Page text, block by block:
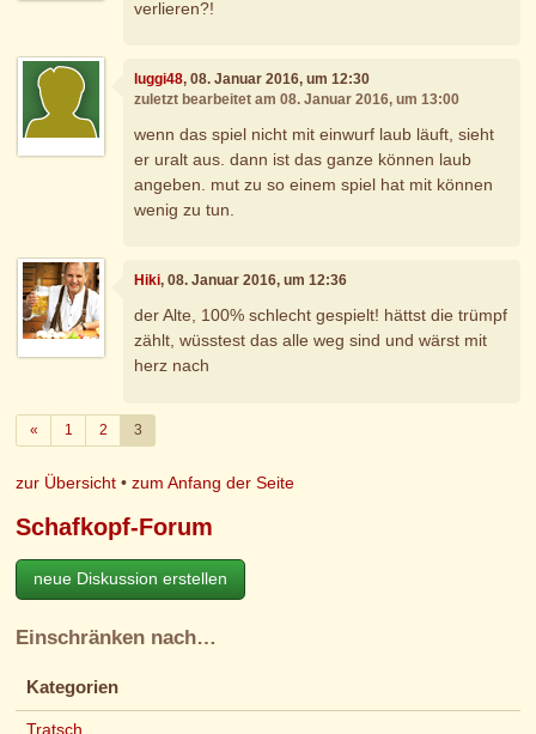
verlieren?!
luggi48, 08. Januar 2016, um 12:30
zuletzt bearbeitet am 08. Januar 2016, um 13:00
wenn das spiel nicht mit einwurf laub läuft, sieht
er uralt aus. dann ist das ganze können laub
angeben. mut zu so einem spiel hat mit können
wenig zu tun.
Hiki, 08. Januar 2016, um 12:36
der Alte, 100% schlecht gespielt! hättst die trümpf
zählt, wüsstest das alle weg sind und wärst mit
herz nach
«Zurück
1 2 3
zur Übersicht •zum Anfang der Seite
Schafkopf-Forum
neue Diskussion erstellen
Einschränken nach…
Kategorien
Tratsch